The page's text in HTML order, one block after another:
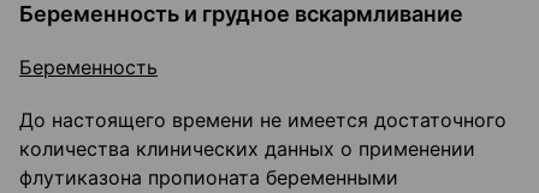
Беременность и грудное вскармливание
Беременность
До настоящего времени не имеется достаточного
количества клинических данных о применении
флутиказона пропионата беременными